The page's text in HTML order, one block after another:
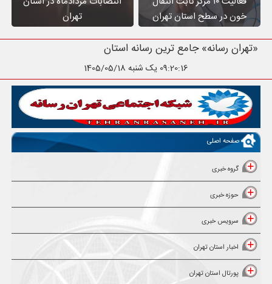
خون در سطح استان تهران
تهران
«تهران رسانه» جامع ترین رسانه استان تهران
09:20:17 یک شنبه 1405/05/18
صفحه اصلی
گروه خبری
حوزه خبری
سرویس خبری
اخبار استان تهران
پورتال استان تهران